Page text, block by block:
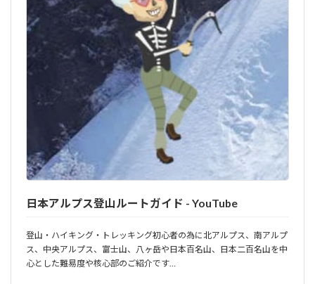
日本アルプス登山ルートガイド - YouTube
登山・ハイキング・トレッキング初心者の為に北アルプス、南アルプ
ス、中央アルプス、富士山、八ヶ岳や日本百名山、日本二百名山を中
心とした難易度や核心部のご紹介です…